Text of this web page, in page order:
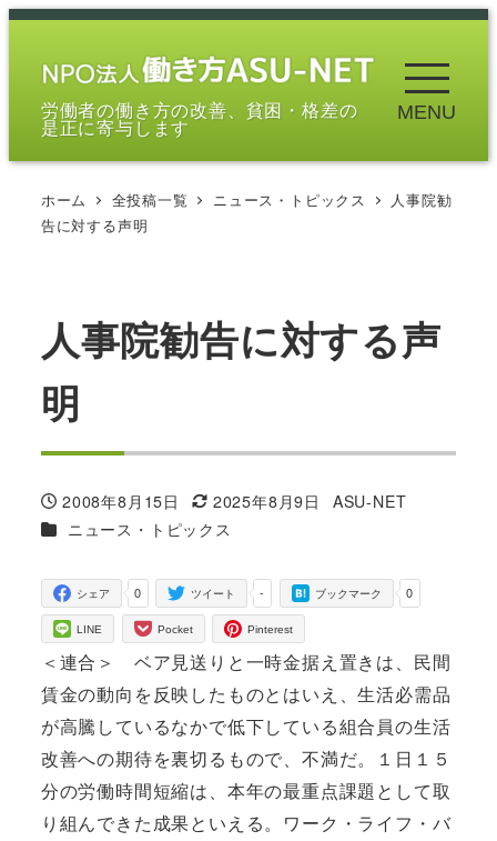
メ
労働者の働き方の改善、貧困・格差の
是正に寄与します
MENU
ホーム 全投稿一覧 ニュース・トピックス
人事院勧
告に対する声明
人事院勧告に対する声
明
投稿日
2008年8月15日
更新日
2025年8月9日
著
ASU-NET
カテゴリー
ニュース・トピックス
0
シェア -
ツイート 0
ブックマーク
LINE Pocket Pinterest
＜連合＞
ベア見送りと一時金据え置きは、民間
賃金の動向を反映したものとはいえ、生活必需品
が高騰しているなかで低下している組合員の生活
改善への期待を裏切るもので、不満だ。
１日１５
分の労働時間短縮は、本年の最重点課題として取
り組んできた成果といえる。ワーク・ライフ・バ